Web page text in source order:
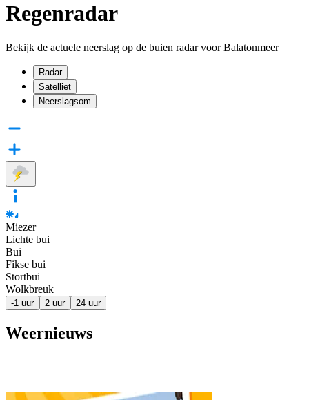
Regenradar
Bekijk de actuele neerslag op de buien radar voor Balatonmeer
Radar
Satelliet
Neerslagsom
Miezer
Lichte bui
Bui
Fikse bui
Stortbui
Wolkbreuk
-1 uur 2 uur 24 uur
Weernieuws